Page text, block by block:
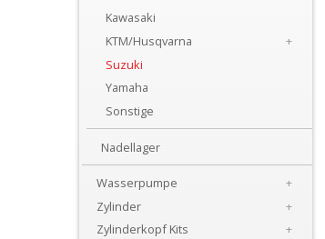
Dichtsätze
Getrieblager
Kupplungsteile
Kawasaki
KTM/Husqvarna
+
Suzuki
Yamaha
Sonstige
Nadellager
Wasserpumpe
+
Zylinder
+
Zylinderkopf Kits
+